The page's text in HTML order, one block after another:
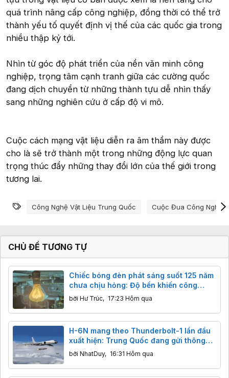
quá trình nâng cấp công nghiệp, đồng thời có thể trở
thành yếu tố quyết định vị thế của các quốc gia trong
nhiều thập kỷ tới.
Nhìn từ góc độ phát triển của nền văn minh công
nghiệp, trọng tâm cạnh tranh giữa các cường quốc
đang dịch chuyển từ những thành tựu dễ nhìn thấy
sang những nghiên cứu ở cấp độ vi mô.
Cuộc cách mạng vật liệu diễn ra âm thầm này được
cho là sẽ trở thành một trong những động lực quan
trọng thúc đẩy những thay đổi lớn của thế giới trong
tương lai.
Từ khóa
Công Nghệ Vật Liệu Trung Quốc Cuộc Đua Công Nghệ
CHỦ ĐỀ TƯƠNG TỰ
Chiếc bóng đèn phát sáng suốt 125 năm
chưa chịu hỏng: Độ bền khiến công
nghệ hiện đại cũng phải ngả nón
bởi Hư Trúc, 17:23 Hôm qua
H-6N mang theo Thunderbolt-1 lần đầu
xuất hiện: Trung Quốc đang gửi thông
điệp gì tới các nhóm tàu sân bay?
bởi NhatDuy, 16:31 Hôm qua